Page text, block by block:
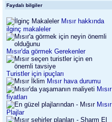
Faydalı bilgiler
Mısır hakkında
ilginç makaleler
Mısır'da görmek Gerekenler
Turistler için ipuçları
Mısır hava durumu
Mısır
fiyatları
Mısır
Plajlar